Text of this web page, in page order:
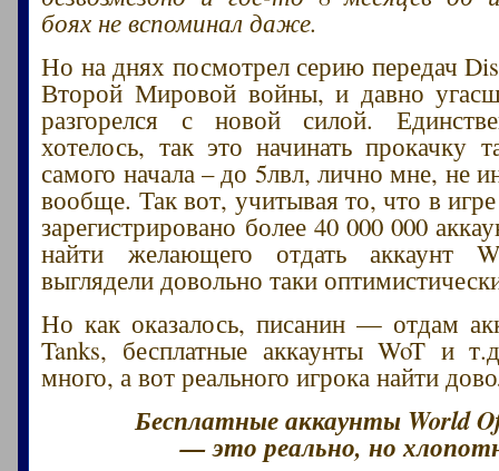
боях не вспоминал даже.
Но на днях посмотрел серию передач
Второй Мировой войны, и давно
разгорелся с новой силой.
хотелось, так это начинать прокачку
самого начала – до 5лвл, лично мне, не
вообще. Так вот, учитывая то, что в
зарегистрировано более 40 000 000
найти желающего отдать аккаунт
выглядели довольно таки
Но как оказалось, писанин — отдам
Tanks, бесплатные аккаунты WoT и
много, а вот реального игрока найти
Бесплатные аккаунты World
— это реально, но